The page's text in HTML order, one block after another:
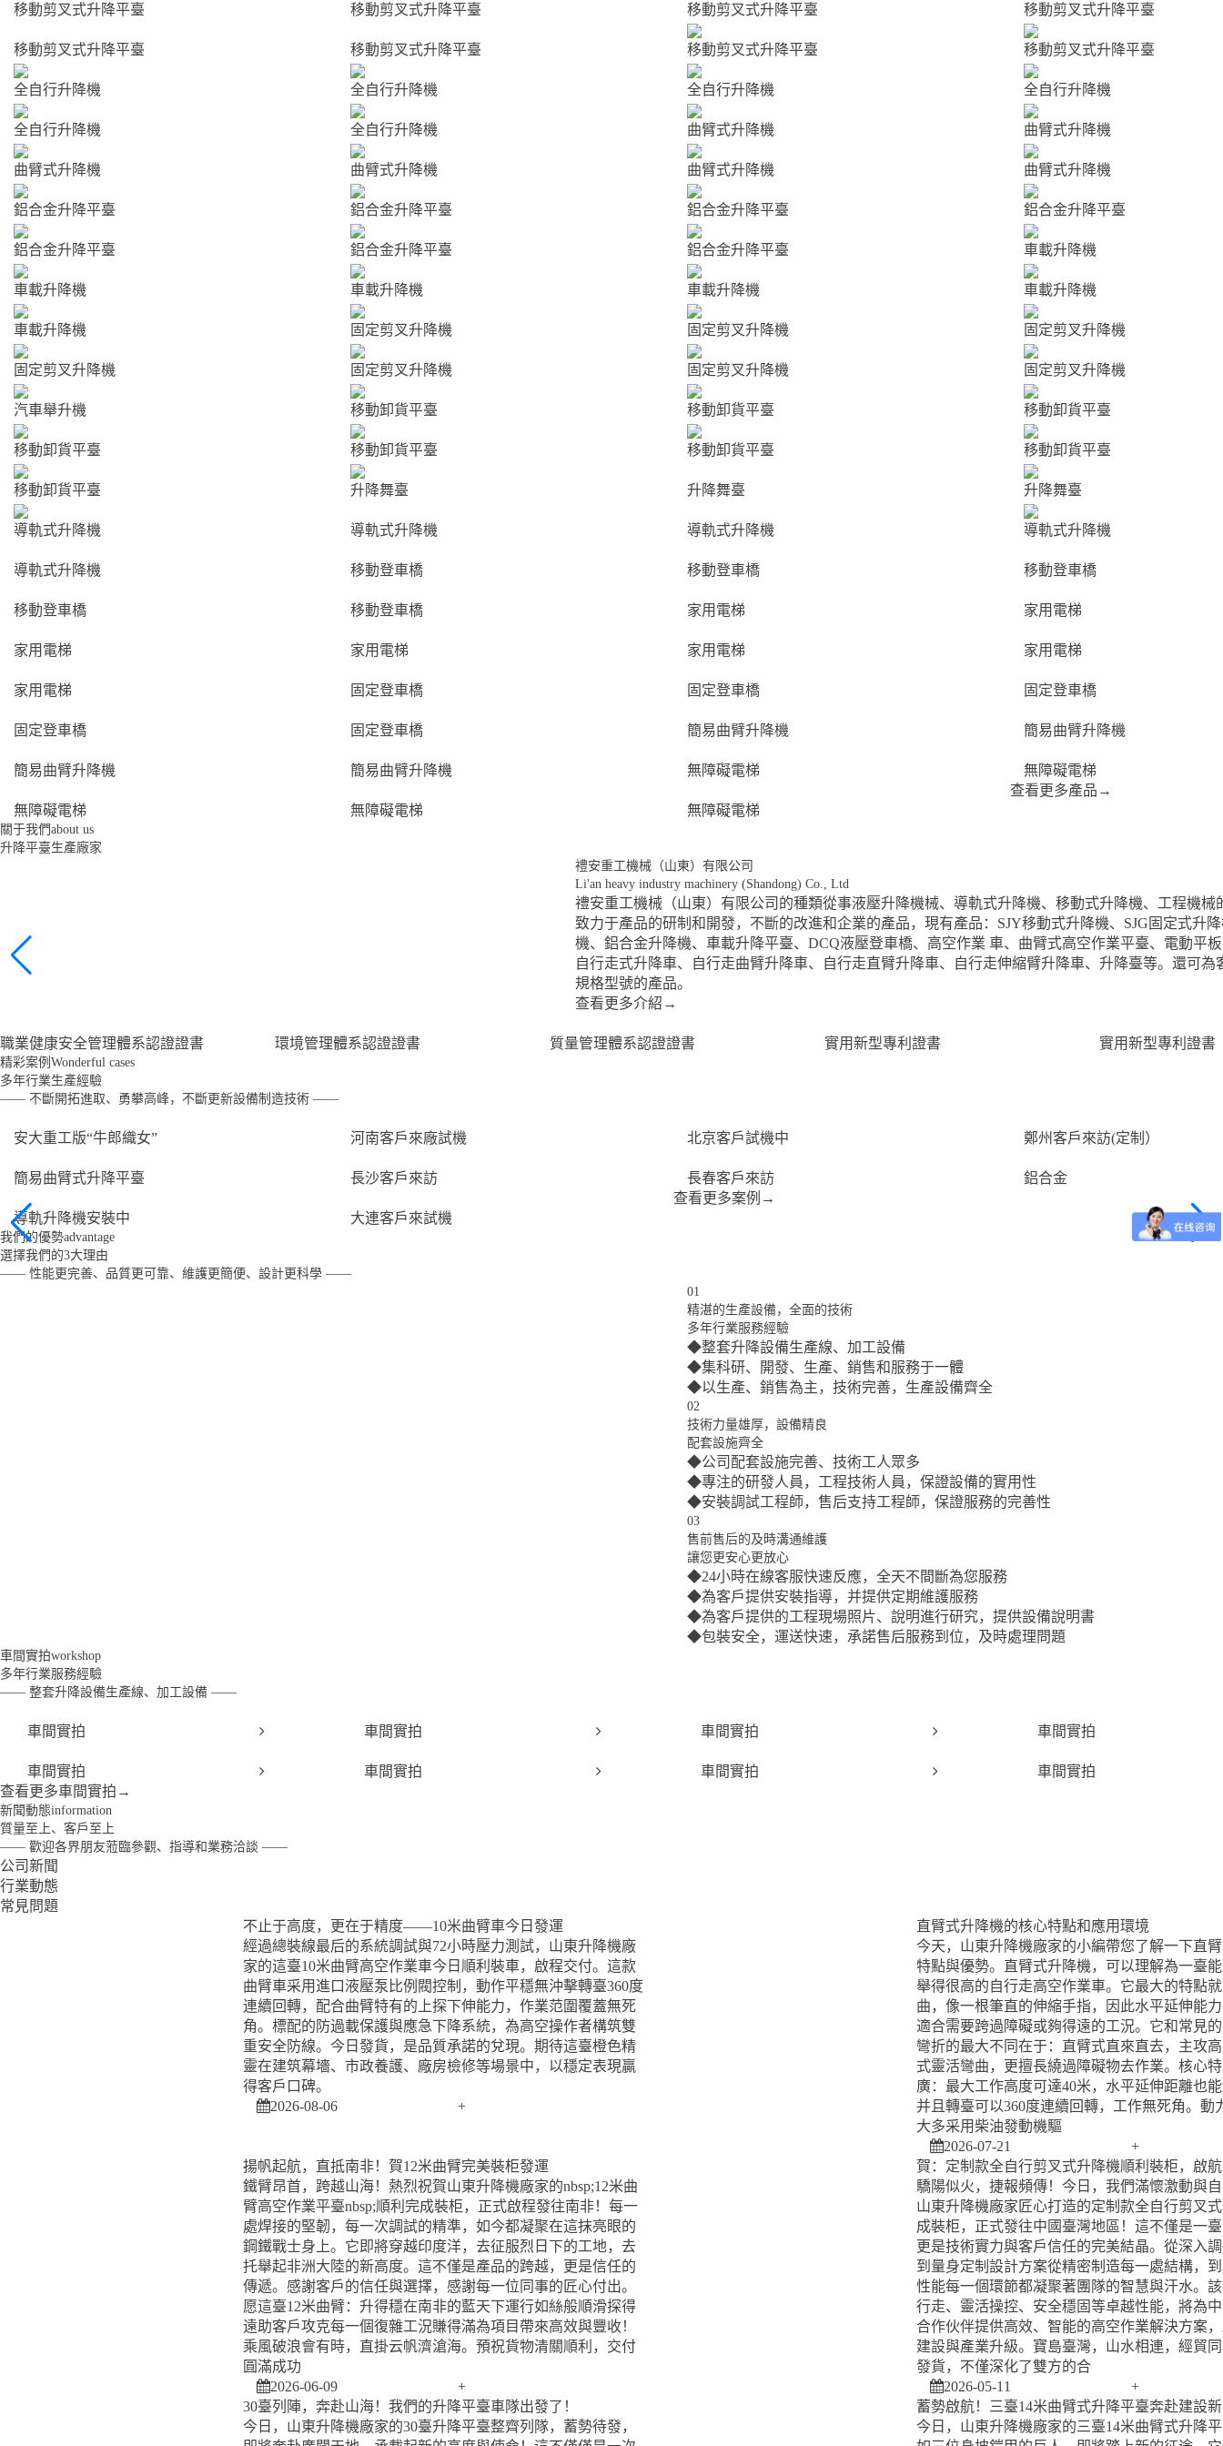
移動剪叉式升降平臺 移動剪叉式升降平臺 移動剪叉式升降平臺 移動剪叉式升降平臺
移動剪叉式升降平臺 移動剪叉式升降平臺 移動剪叉式升降平臺 移動剪叉式升降平臺
全自行升降機 全自行升降機 全自行升降機 全自行升降機
全自行升降機 全自行升降機 曲臂式升降機 曲臂式升降機
曲臂式升降機 曲臂式升降機 曲臂式升降機 曲臂式升降機
鋁合金升降平臺 鋁合金升降平臺 鋁合金升降平臺 鋁合金升降平臺
鋁合金升降平臺 鋁合金升降平臺 鋁合金升降平臺 車載升降機
車載升降機 車載升降機 車載升降機 車載升降機
車載升降機 固定剪叉升降機 固定剪叉升降機 固定剪叉升降機
固定剪叉升降機 固定剪叉升降機 固定剪叉升降機 固定剪叉升降機
汽車舉升機 移動卸貨平臺 移動卸貨平臺 移動卸貨平臺
移動卸貨平臺 移動卸貨平臺 移動卸貨平臺 移動卸貨平臺
移動卸貨平臺 升降舞臺 升降舞臺 升降舞臺
導軌式升降機 導軌式升降機 導軌式升降機 導軌式升降機
導軌式升降機 移動登車橋 移動登車橋 移動登車橋
移動登車橋 移動登車橋 家用電梯 家用電梯
家用電梯 家用電梯 家用電梯 家用電梯
家用電梯 固定登車橋 固定登車橋 固定登車橋
固定登車橋 固定登車橋 簡易曲臂升降機 簡易曲臂升降機
簡易曲臂升降機 簡易曲臂升降機 無障礙電梯 無障礙電梯
無障礙電梯 無障礙電梯 無障礙電梯
查看更多產品 →
關于我們about us
升降平臺生產廠家
禮安重工機械（山東）有限公司
Li'an heavy industry machinery (Shandong) Co., Ltd
禮安重工機械（山東）有限公司的種類從事液壓升降機械、導軌式升降機、移動式升降機、工程機械
致力于產品的研制和開發，不斷的改進和企業的產品，現有產品：SJY移動式升降機、SJG固定式升
機、鋁合金升降機、車載升降平臺、DCQ液壓登車橋、高空作業 車、曲臂式高空作業平臺、電動平
自行走式升降車、自行走曲臂升降車、自行走直臂升降車、自行走伸縮臂升降車、升降臺等。還可為
規格型號的產品。
查看更多介紹 →
職業健康安全管理體系認證證書 環境管理體系認證證書 質量管理體系認證證書 實用新型專利證書 實用新型專利證書
精彩案例 Wonderful cases
多年行業生產經驗
—— 不斷開拓進取、勇攀高峰，不斷更新設備制造技術 ——
安大重工版“牛郎織女” 河南客戶來廠試機 北京客戶試機中 鄭州客戶來訪(定制）
簡易曲臂式升降平臺 長沙客戶來訪 長春客戶來訪 鋁合金
導軌升降機安裝中 大連客戶來試機
查看更多案例 →
我們的優勢advantage
選擇我們的3大理由
—— 性能更完善、品質更可靠、維護更簡便、設計更科學 ——
01
精湛的生產設備，全面的技術
多年行業服務經驗
◆整套升降設備生產線、加工設備
◆集科研、開發、生產、銷售和服務于一體
◆以生產、銷售為主，技術完善，生產設備齊全
02
技術力量雄厚，設備精良
配套設施齊全
◆公司配套設施完善、技術工人眾多
◆專注的研發人員，工程技術人員，保證設備的實用性
◆安裝調試工程師，售后支持工程師，保證服務的完善性
03
售前售后的及時溝通維護
讓您更安心更放心
◆24小時在線客服快速反應，全天不間斷為您服務
◆為客戶提供安裝指導，并提供定期維護服務
◆為客戶提供的工程現場照片、說明進行研究，提供設備說明書
◆包裝安全，運送快速，承諾售后服務到位，及時處理問題
車間實拍workshop
多年行業服務經驗
—— 整套升降設備生產線、加工設備 ——
車間實拍 車間實拍 車間實拍 車間實拍
車間實拍 車間實拍 車間實拍
車間實拍
查看更多車間實拍 →
新聞動態information
質量至上、客戶至上
—— 歡迎各界朋友蒞臨參觀、指導和業務洽談 ——
公司新聞
行業動態
常見問題
不止于高度，更在于精度——10米曲臂車今日發運
經過總裝線最后的系統調試與72小時壓力測試，山東升降機廠
家的這臺10米曲臂高空作業車今日順利裝車，啟程交付。這款
曲臂車采用進口液壓泵比例閥控制，動作平穩無沖擊轉臺360度
連續回轉，配合曲臂特有的上探下伸能力，作業范圍覆蓋無死
角。標配的防過載保護與應急下降系統，為高空操作者構筑雙
重安全防線。今日發貨，是品質承諾的兌現。期待這臺橙色精
靈在建筑幕墻、市政養護、廠房檢修等場景中，以穩定表現贏
得客戶口碑。
2026-08-06
+
直臂式升降機的核心特點和應用環境
今天，山東升降機廠家的小編帶您了解一下直
特點與優勢。直臂式升降機，可以理解為一臺
舉得很高的自行走高空作業車。它最大的特點
曲，像一根筆直的伸縮手指，因此水平延伸能
適合需要跨過障礙或夠得遠的工況。它和常見
彎折的最大不同在于：直臂式直來直去，主攻
式靈活彎曲，更擅長繞過障礙物去作業。核心
廣：最大工作高度可達40米，水平延伸距離也
并且轉臺可以360度連續回轉，工作無死角。動
大多采用柴油發動機驅
2026-07-21
+
揚帆起航，直抵南非！賀12米曲臂完美裝柜發運
鐵臂昂首，跨越山海！熱烈祝賀山東升降機廠家的nbsp;12米曲
臂高空作業平臺nbsp;順利完成裝柜，正式啟程發往南非！每一
處焊接的堅韌，每一次調試的精準，如今都凝聚在這抹亮眼的
鋼鐵戰士身上。它即將穿越印度洋，去征服烈日下的工地，去
托舉起非洲大陸的新高度。這不僅是產品的跨越，更是信任的
傳遞。感謝客戶的信任與選擇，感謝每一位同事的匠心付出。
愿這臺12米曲臂：升得穩在南非的藍天下運行如絲般順滑探得
遠助客戶攻克每一個復雜工況賺得滿為項目帶來高效與豐收！
乘風破浪會有時，直掛云帆濟滄海。預祝貨物清關順利，交付
圓滿成功
2026-06-09
+
賀：定制款全自行剪叉式升降機順利裝柜，啟
驕陽似火，捷報頻傳！今日，我們滿懷激動與
山東升降機廠家匠心打造的定制款全自行剪叉
成裝柜，正式發往中國臺灣地區！這不僅是一
更是技術實力與客戶信任的完美結晶。從深入
到量身定制設計方案從精密制造每一處結構，
性能每一個環節都凝聚著團隊的智慧與汗水。
行走、靈活操控、安全穩固等卓越性能，將為
合作伙伴提供高效、智能的高空作業解決方案
建設與產業升級。寶島臺灣，山水相連，經貿
發貨，不僅深化了雙方的合
2026-05-11
+
30臺列陣，奔赴山海！我們的升降平臺車隊出發了！
今日，山東升降機廠家的30臺升降平臺整齊列隊，蓄勢待發，
蓄勢啟航！三臺14米曲臂式升降平臺奔赴建設
今日，山東升降機廠家的三臺14米曲臂式升降